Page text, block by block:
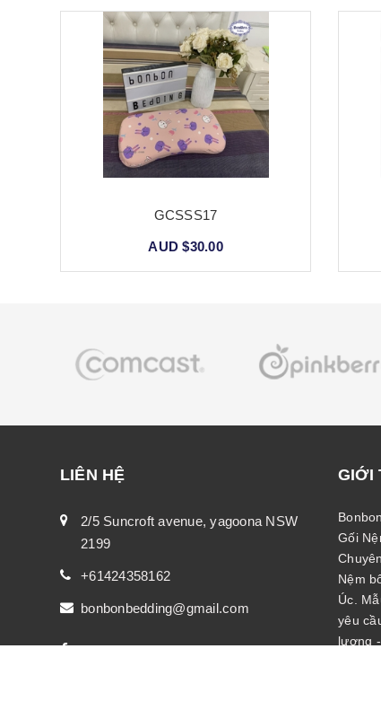
GCSSS17
AUD $30.00
LIÊN HỆ
2/5 Suncroft avenue, yagoona NSW
2199
+61424358162
bonbonbedding@gmail.com
GIỚI
Gối
Nệm
Úc.
yêu
lượng